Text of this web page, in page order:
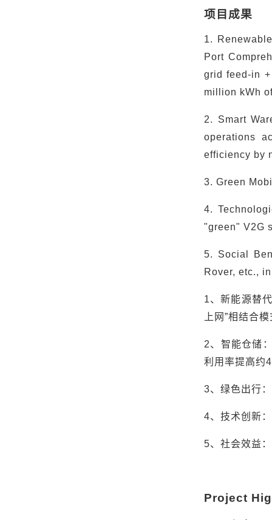
项目成果
1.
Port
grid feed-in
million kWh
2. Smart
operations
efficiency by
3. Green
4.
"green" V2G
5. Social
Rover, etc.,
1、新能源替
上网 ”相结合
2、智能仓储
利用率提高约4
3、绿色出行
4、技术创新
5、社会效益
Project